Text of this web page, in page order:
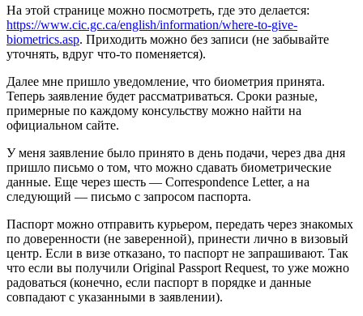
На этой странице можно посмотреть, где это делается:
https://www.cic.gc.ca/english/information/where-to-give-
biometrics.asp. Приходить можно без записи (не забывайте
уточнять, вдруг что-то поменяется).
Далее мне пришло уведомление, что биометрия принята.
Теперь заявление будет рассматриваться. Сроки разные,
примерные по каждому консульству можно найти на
официальном сайте.
У меня заявление было принято в день подачи, через два дня
пришло письмо о том, что можно сдавать биометрические
данные. Еще через шесть — Correspondence Letter, а на
следующий — письмо с запросом паспорта.
Паспорт можно отправить курьером, передать через знакомых
по доверенности (не заверенной), принести лично в визовый
центр. Если в визе отказано, то паспорт не запрашивают. Так
что если вы получили Original Passport Request, то уже можно
радоваться (конечно, если паспорт в порядке и данные
совпадают с указанными в заявлении).